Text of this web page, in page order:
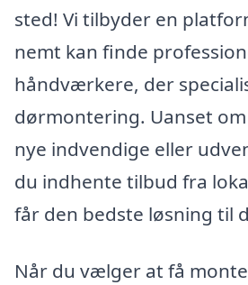
sted! Vi tilbyder en
nemt kan finde
håndværkere, der
dørmontering. Uanset
nye indvendige eller
du indhente tilbud fra
får den bedste løsning til
Når du vælger at få